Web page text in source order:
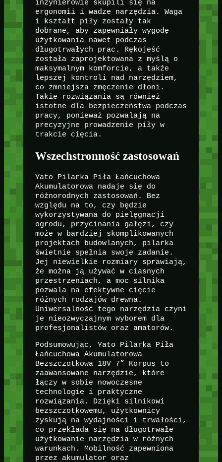
inżynierowie skupili się na
ergonomii i wadze narzędzia. Waga
i kształt piły zostały tak
dobrane, aby zapewniały wygodę
użytkowania nawet podczas
długotrwałych prac. Rękojeść
została zaprojektowana z myślą o
maksymalnym komforcie, a także
lepszej kontroli nad narzędziem,
co zmniejsza zmęczenie dłoni.
Takie rozwiązania są również
istotne dla bezpieczeństwa podczas
pracy, ponieważ pozwalają na
precyzyjne prowadzenie piły w
trakcie cięcia.
Wszechstronność zastosowań
Yato Pilarka Piła Łańcuchowa
Akumulatorowa nadaje się do
różnorodnych zastosowań. Bez
względu na to, czy będzie
wykorzystywana do pielęgnacji
ogrodu, przycinania gałęzi, czy
może w bardziej skomplikowanych
projektach budowlanych, pilarka
świetnie spełnia swoje zadanie.
Jej niewielkie rozmiary sprawiają,
że można ją używać w ciasnych
przestrzeniach, a moc silnika
pozwala na efektywne cięcie
różnych rodzajów drewna.
Uniwersalność tego narzędzia czyni
je nieozwyczajnym wyborem dla
profesjonalistów oraz amatorów.
Podsumowując, Yato Pilarka Piła
Łańcuchowa Akumulatorowa
Bezszczotkowa 18V 7” Korpus to
zaawansowane narzędzie, które
łączy w sobie nowoczesne
technologie i praktyczne
rozwiązania. Dzięki silnikowi
bezszczotkowemu, użytkownicy
zyskują na wydajności i trwałości,
co przekłada się na długotrwałe
użytkowanie narzędzia w różnych
warunkach. Mobilność zapewniona
przez akumulator oraz